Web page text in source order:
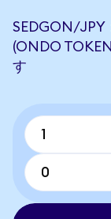
SEDGON/JPY
(ONDO
す